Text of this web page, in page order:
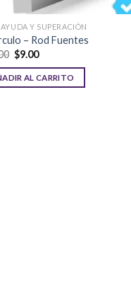
Y SUPERACIÓN
– Rod Fuentes
El
precio
original
era:
$9.00El
actual
es:
AL CARRITO